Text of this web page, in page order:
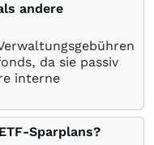
andere
da sie passiv
interne
Sparplans?